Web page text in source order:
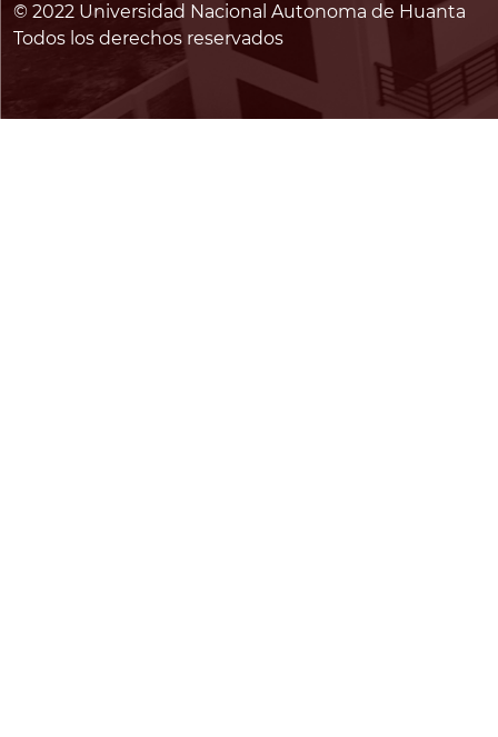
© 2022 Universidad Nacional Autonoma de Huanta
Todos los derechos reservados